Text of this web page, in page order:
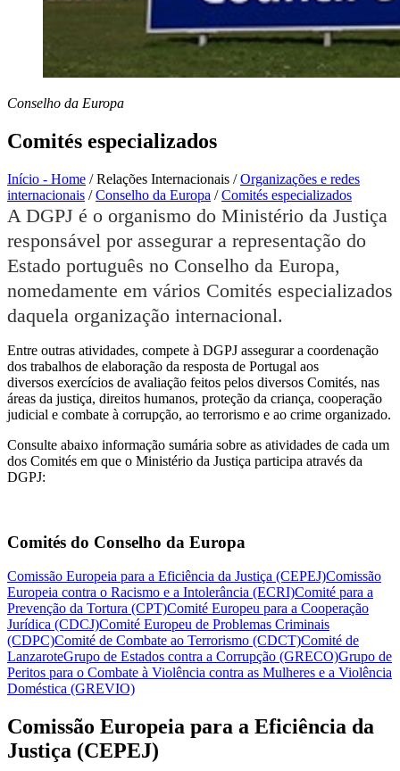
Conselho da Europa
Comités especializados
Início - Home /Relações Internacionais /Organizações e redes
internacionais /Conselho da Europa /Comités especializados
A DGPJ é o organismo do Ministério da Justiça
responsável por assegurar a representação do
Estado português no Conselho da Europa,
nomedamente em vários Comités especializados
daquela organização internacional.
Entre outras atividades, compete à DGPJ assegurar a coordenação
dos trabalhos de elaboração da resposta de Portugal aos
diversos exercícios de avaliação feitos pelos diversos Comités, nas
áreas da justiça, direitos humanos, proteção da criança, cooperação
judicial e combate à corrupção, ao terrorismo e ao crime organizado.
Consulte abaixo informação sumária sobre as atividades de cada um
dos Comités em que o Ministério da Justiça participa através da
DGPJ:
Comités do Conselho da Europa
Comissão Europeia para a Eficiência da Justiça (CEPEJ)Comissão
Europeia contra o Racismo e a Intolerância (ECRI)Comité para a
Prevenção da Tortura (CPT)Comité Europeu para a Cooperação
Jurídica (CDCJ)Comité Europeu de Problemas Criminais
(CDPC)Comité de Combate ao Terrorismo (CDCT)Comité de
LanzaroteGrupo de Estados contra a Corrupção (GRECO)Grupo de
Peritos para o Combate à Violência contra as Mulheres e a Violência
Doméstica (GREVIO)
Comissão Europeia para a Eficiência da
Justiça (CEPEJ)